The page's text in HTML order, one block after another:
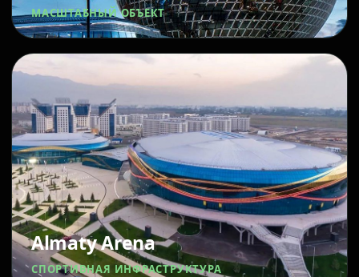
МАСШТАБНЫЙ ОБЪЕКТ
Almaty Arena
СПОРТИВНАЯ ИНФРАСТРУКТУРА